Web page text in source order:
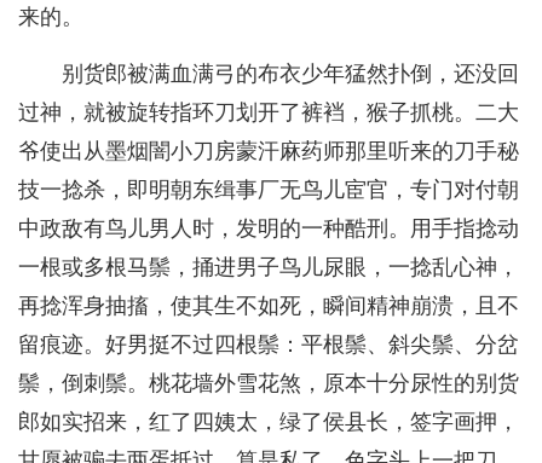
来的。
别货郎被满血满弓的布衣少年猛然扑倒，还没回
过神，就被旋转指环刀划开了裤裆，猴子抓桃。二大
爷使出从墨烟闇小刀房蒙汗麻药师那里听来的刀手秘
技一捻杀，即明朝东缉事厂无鸟儿宦官，专门对付朝
中政敌有鸟儿男人时，发明的一种酷刑。用手指捻动
一根或多根马鬃，捅进男子鸟儿尿眼，一捻乱心神，
再捻浑身抽搐，使其生不如死，瞬间精神崩溃，且不
留痕迹。好男挺不过四根鬃：平根鬃、斜尖鬃、分岔
鬃，倒刺鬃。桃花墙外雪花煞，原本十分尿性的别货
郎如实招来，红了四姨太，绿了侯县长，签字画押，